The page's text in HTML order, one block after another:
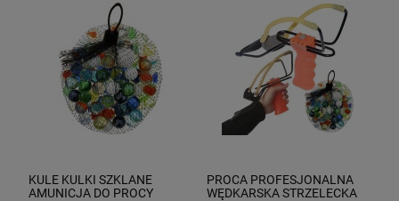
KULE KULKI SZKLANE
AMUNICJA DO PROCY
PROCA PROFESJONALNA
WĘDKARSKA STRZELECKA